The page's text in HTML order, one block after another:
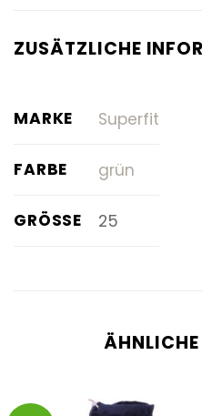
ZUSÄTZLICHE
MARKE Superfit
FARBE grün
GRÖSSE 25